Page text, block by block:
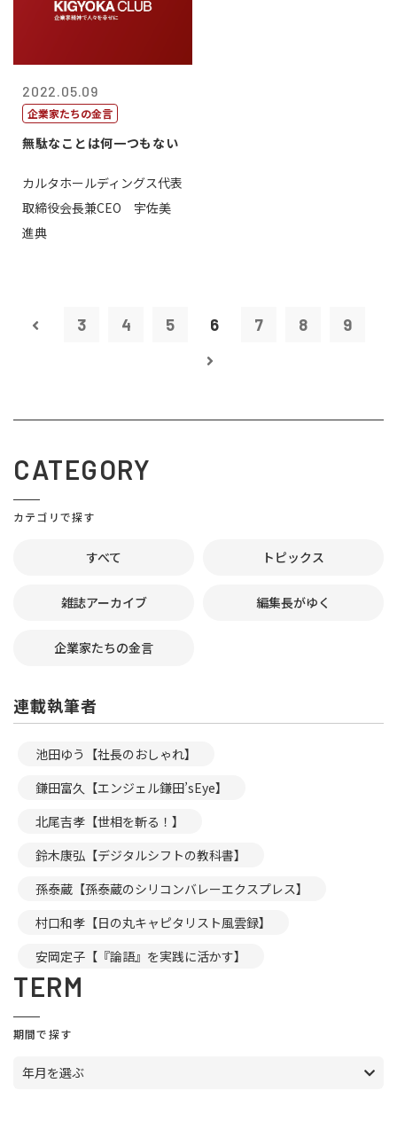
2022.05.09
企業家たちの金言
無駄なことは何一つもない
カルタホールディングス代表
取締役会長兼CEO 宇佐美
進典
3 4 5 6 7 8 9
CATEGORY
カテゴリで探す
すべて トピックス
雑誌アーカイブ 編集長がゆく
企業家たちの金言
連載執筆者
池田ゆう【社長のおしゃれ】
鎌田富久【エンジェル鎌田’sEye】
北尾吉孝【世相を斬る！】
鈴木康弘【デジタルシフトの教科書】
孫泰蔵【孫泰蔵のシリコンバレーエクスプレス】
村口和孝【日の丸キャピタリスト風雲録】
安岡定子【『論語』を実践に活かす】
TERM
期間で探す
年月を選ぶ